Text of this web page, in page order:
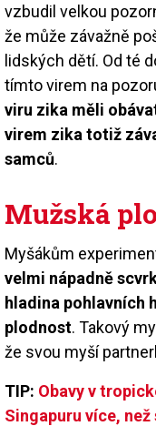
vzbudil velkou
že může závažně
lidských dětí. Od té
tímto virem na
viru zika měli
virem zika totiž
samců.
Mužská
Myšákům
velmi nápadně
hladina pohlavních
plodnost. Takový
že svou myší
TIP: Obavy v
Singapuru více, než